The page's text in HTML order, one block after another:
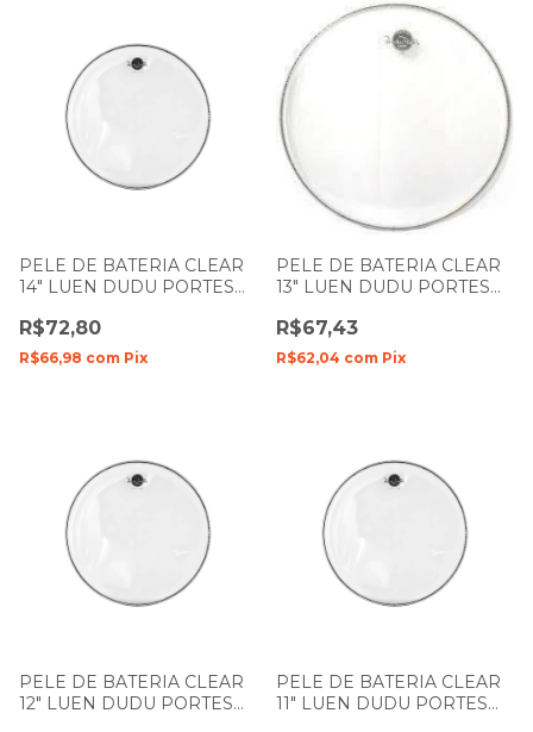
PELE DE BATERIA CLEAR
14" LUEN DUDU PORTES
R$72,80
R$66,98 com Pix
PELE DE BATERIA CLEAR
13" LUEN DUDU PORTES
R$67,43
R$62,04 com Pix
PELE DE BATERIA CLEAR
12" LUEN DUDU PORTES
PELE DE BATERIA CLEAR
11" LUEN DUDU PORTES